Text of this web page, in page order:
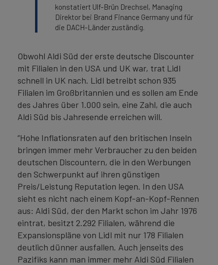
konstatiert Ulf-Brün Drechsel, Managing
Direktor bei Brand Finance Germany und für
die DACH-Länder zuständig.
Obwohl Aldi Süd der erste deutsche Discounter
mit Filialen in den USA und UK war, trat Lidl
schnell in UK nach. Lidl betreibt schon 935
Filialen im Großbritannien und es sollen am Ende
des Jahres über 1.000 sein, eine Zahl, die auch
Aldi Süd bis Jahresende erreichen will.
“Hohe Inflationsraten auf den britischen Inseln
bringen immer mehr Verbraucher zu den beiden
deutschen Discountern, die in den Werbungen
den Schwerpunkt auf ihren günstigen
Preis/Leistung Reputation legen. In den USA
sieht es nicht nach einem Kopf-an-Kopf-Rennen
aus: Aldi Süd, der den Markt schon im Jahr 1976
eintrat, besitzt 2.292 Filialen, während die
Expansionspläne von Lidl mit nur 178 Filialen
deutlich dünner ausfallen. Auch jenseits des
Pazifiks kann man immer mehr Aldi Süd Filialen